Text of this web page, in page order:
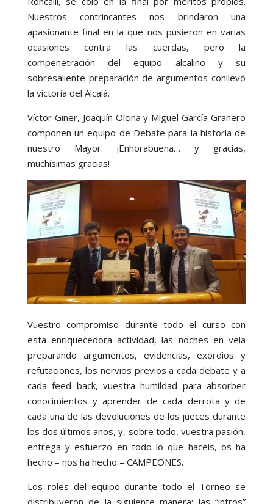
Nuestros contrincantes nos brindaron una
apasionante final en la que nos pusieron en varias
ocasiones contra las cuerdas, pero la
compenetración del equipo alcalino y su
sobresaliente preparación de argumentos conllevó
la victoria del Alcalá.
Víctor Giner, Joaquín Olcina y Miguel García Granero
componen un equipo de Debate para la historia de
nuestro Mayor. ¡Enhorabuena… y gracias,
muchísimas gracias!
Vuestro compromiso durante todo el curso con
esta enriquecedora actividad, las noches en vela
preparando argumentos, evidencias, exordios y
refutaciones, los nervios previos a cada debate y a
cada feed back, vuestra humildad para absorber
conocimientos y aprender de cada derrota y de
cada una de las devoluciones de los jueces durante
los dos últimos años, y, sobre todo, vuestra pasión,
entrega y esfuerzo en todo lo que hacéis, os ha
hecho – nos ha hecho – CAMPEONES.
Los roles del equipo durante todo el Torneo se
distribuyeron de la siguiente manera: las “intros”